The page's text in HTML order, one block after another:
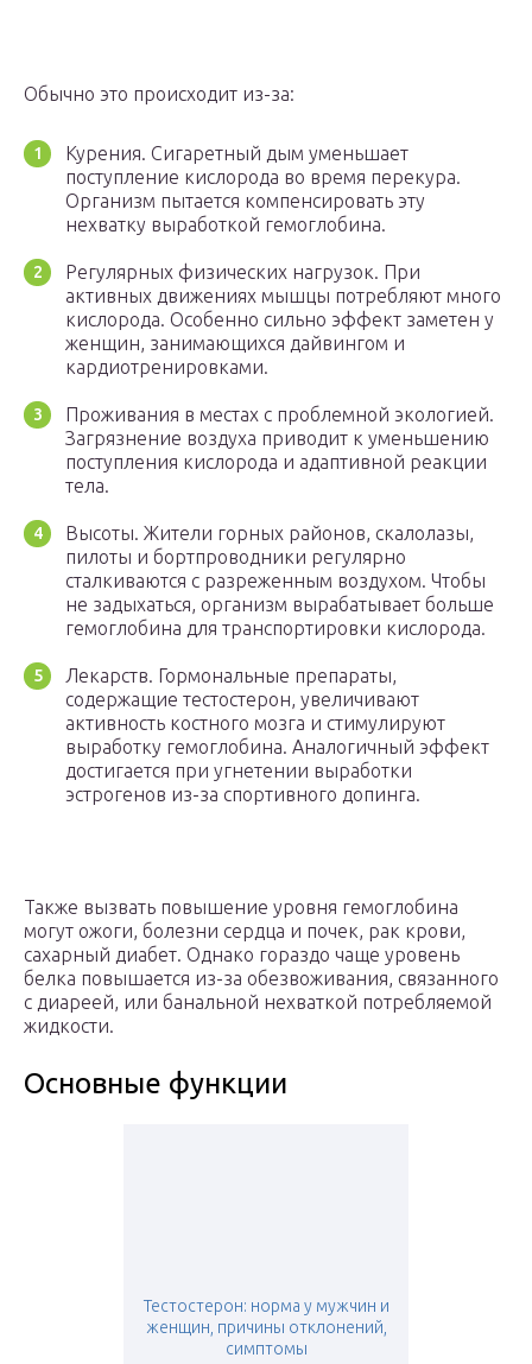
Обычно это происходит из-за:
Курения. Сигаретный дым уменьшает
поступление кислорода во время перекура.
Организм пытается компенсировать эту
нехватку выработкой гемоглобина.
Регулярных физических нагрузок. При
активных движениях мышцы потребляют много
кислорода. Особенно сильно эффект заметен у
женщин, занимающихся дайвингом и
кардиотренировками.
Проживания в местах с проблемной экологией.
Загрязнение воздуха приводит к уменьшению
поступления кислорода и адаптивной реакции
тела.
Высоты. Жители горных районов, скалолазы,
пилоты и бортпроводники регулярно
сталкиваются с разреженным воздухом. Чтобы
не задыхаться, организм вырабатывает больше
гемоглобина для транспортировки кислорода.
Лекарств. Гормональные препараты,
содержащие тестостерон, увеличивают
активность костного мозга и стимулируют
выработку гемоглобина. Аналогичный эффект
достигается при угнетении выработки
эстрогенов из-за спортивного допинга.
Также вызвать повышение уровня гемоглобина
могут ожоги, болезни сердца и почек, рак крови,
сахарный диабет. Однако гораздо чаще уровень
белка повышается из-за обезвоживания, связанного
с диареей, или банальной нехваткой потребляемой
жидкости.
Основные функции
Тестостерон: норма у мужчин и
женщин, причины отклонений,
симптомы